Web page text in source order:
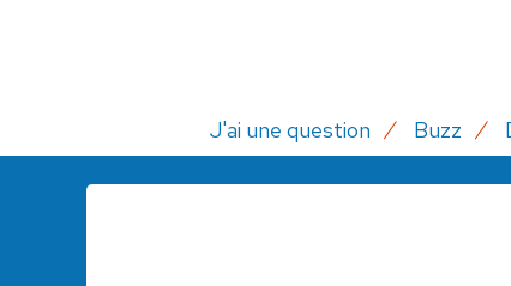
J'ai une question Buzz